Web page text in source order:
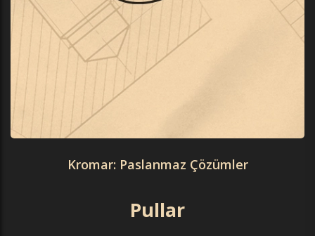
Kromar: Paslanmaz Çözümler
Pullar